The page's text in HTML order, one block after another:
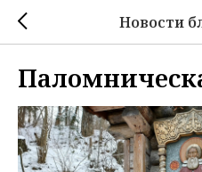
Новости